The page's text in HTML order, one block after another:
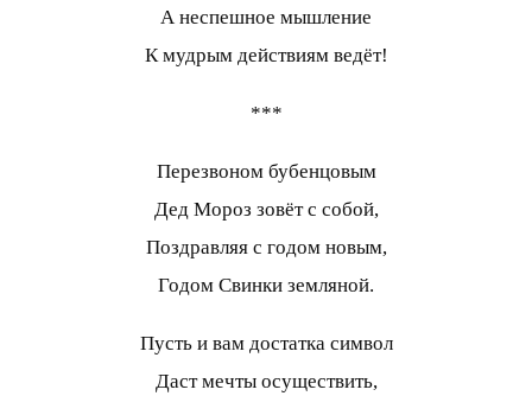
А неспешное мышление
К мудрым действиям ведёт!
***
Перезвоном бубенцовым
Дед Мороз зовёт с собой,
Поздравляя с годом новым,
Годом Свинки земляной.
Пусть и вам достатка символ
Даст мечты осуществить,